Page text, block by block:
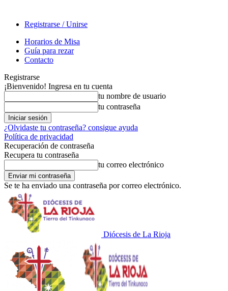
Registrarse / Unirse
Horarios de Misa
Guía para rezar
Contacto
Registrarse
¡Bienvenido! Ingresa en tu cuenta
tu nombre de usuario
tu contraseña
¿Olvidaste tu contraseña? consigue ayuda
Política de privacidad
Recuperación de contraseña
Recupera tu contraseña
tu correo electrónico
Se te ha enviado una contraseña por correo electrónico.
Diócesis de La Rioja